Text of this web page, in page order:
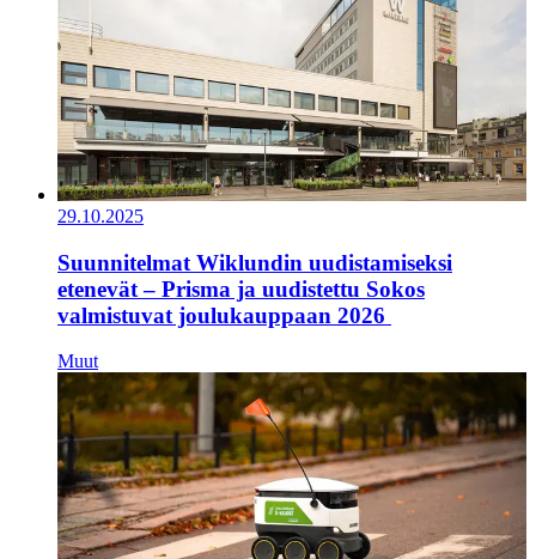
29.10.2025
Suunnitelmat Wiklundin uudistamiseksi
etenevät – Prisma ja uudistettu Sokos
valmistuvat joulukauppaan 2026
Muut